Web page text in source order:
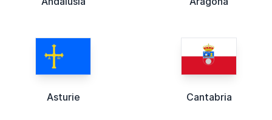
Asturie Cantabria